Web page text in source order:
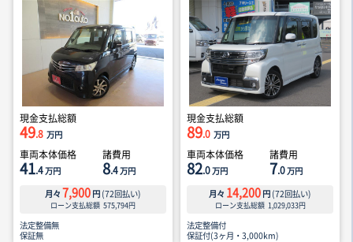
現金支払総額
49.8 万円
車両本体価格
41.4万円
諸費用
8.4万円
月々 7,900 円 (72回払い)
ローン支払総額 575,794円
法定整備無
保証無
現金支払総額
89.0 万円
車両本体価格
82.0万円
諸費用
7.0万円
月々 14,200 円 (72回払い)
ローン支払総額 1,029,033円
法定整備付
保証付(3ヶ月・3,000km)